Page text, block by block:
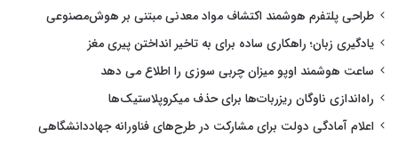
طراحی پلتفرم هوشمند اکتشاف مواد معدنی مبتنی بر هوش‌مصنوعی
یادگیری زبان؛ راهکاری ساده برای به تاخیر انداختن پیری مغز
ساعت هوشمند اوپو میزان چربی سوزی را اطلاع می دهد
راه‌اندازی ناوگان ریزربات‌ها برای حذف میکروپلاستیک‌ها
اعلام آمادگی دولت برای مشارکت در طرح‌های فناورانه جهاددانشگاهی